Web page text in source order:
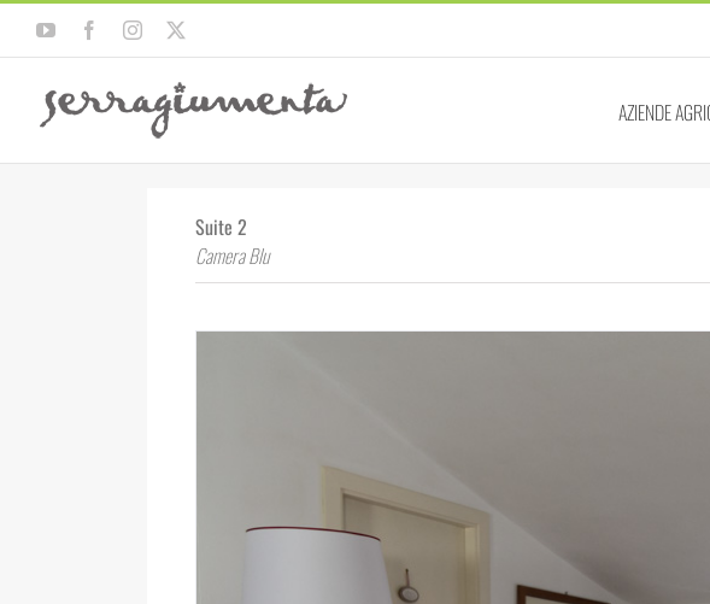
Salta
YouTubeFacebookInstagram
AZIENDE
Suite 2
Camera Blu